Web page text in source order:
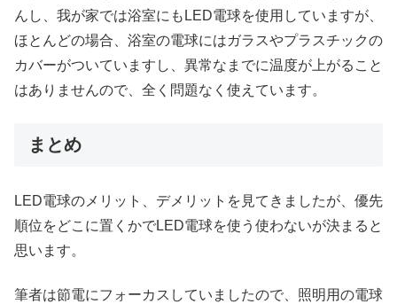
んし、我が家では浴室にもLED電球を使用していますが、
ほとんどの場合、浴室の電球にはガラスやプラスチックの
カバーがついていますし、異常なまでに温度が上がること
はありませんので、全く問題なく使えています。
まとめ
LED電球のメリット、デメリットを見てきましたが、優先
順位をどこに置くかでLED電球を使う使わないが決まると
思います。
筆者は節電にフォーカスしていましたので、照明用の電球